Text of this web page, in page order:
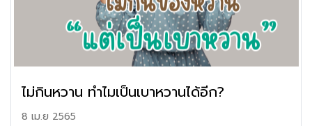
ไม่กินหวาน ทำไมเป็นเบาหวานได้อีก?
8 เม.ย 2565